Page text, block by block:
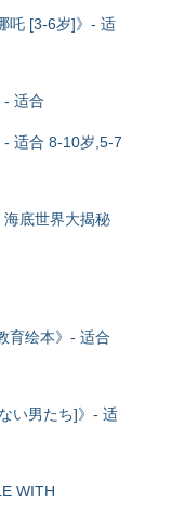
吒 [3-6岁]》- 适
- 适合
- 适合 8-10岁,5-7
底世界大揭秘
育绘本》- 适合
い男たち]》- 适
WITH